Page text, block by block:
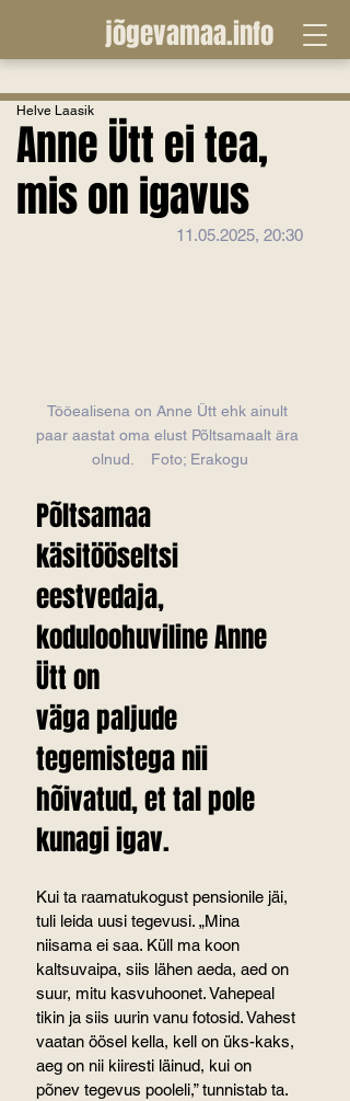
jõgevamaa.info
Anne Ütt ei tea,
mis on igavus
Helve Laasik
11.05.2025, 20:30
Tööealisena on Anne Ütt ehk ainult
paar aastat oma elust Põltsamaalt ära
olnud.    Foto; Erakogu
Põltsamaa
käsitööseltsi
eestvedaja,
koduloohuviline Anne
Ütt on
väga paljude
tegemistega nii
hõivatud, et tal pole
kunagi igav.
Kui ta raamatukogust pensionile jäi,
tuli leida uusi tegevusi. „Mina
niisama ei saa. Küll ma koon
kaltsuvaipa, siis lähen aeda, aed on
suur, mitu kasvuhoonet. Vahepeal
tikin ja siis uurin vanu fotosid. Vahest
vaatan öösel kella, kell on üks-kaks,
aeg on nii kiiresti läinud, kui on
põnev tegevus pooleli,” tunnistab ta.